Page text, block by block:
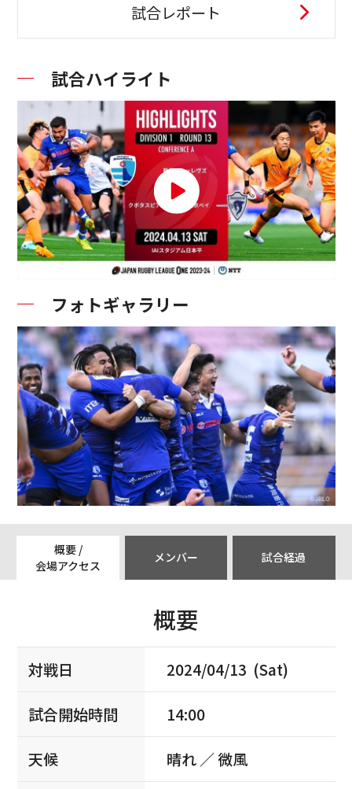
試合レポート
試合ハイライト
フォトギャラリー
概要 /
会場アクセス
メンバー 試合経過
概要
対戦日 2024/04/13 (Sat)
試合開始時間 14:00
天候 晴れ ／ 微風